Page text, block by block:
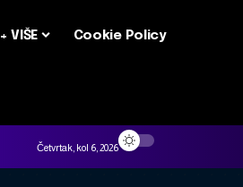
+ VIŠE Cookie Policy
Četvrtak, kol 6, 2026